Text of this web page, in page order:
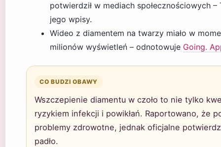
potwierdził w mediach społecznościowych
jego wpisy.
Wideo z diamentem na twarzy miało w
milionów wyświetleń – odnotowuje Going.
CO BUDZI OBAWY
Wszczepienie diamentu w czoło to nie tylko
ryzykiem infekcji i powikłań. Raportowano, że
problemy zdrowotne, jednak oficjalne
padło.